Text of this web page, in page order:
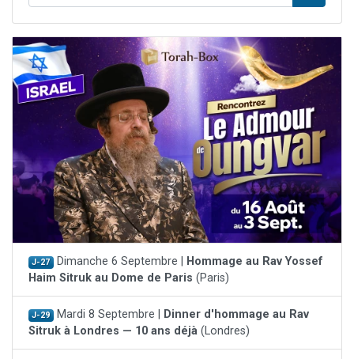
J-27 Dimanche 6 Septembre |
Hommage au Rav Yossef
Haim Sitruk au Dome de Paris (Paris)
J-29 Mardi 8 Septembre |
Dinner d'hommage au Rav
Sitruk à Londres — 10 ans déjà (Londres)